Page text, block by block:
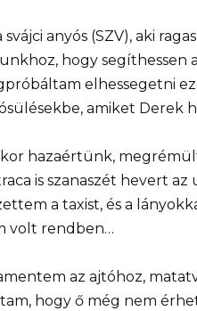
svájci anyós (SZV), aki
hogy
elhessegetni
amiket Derek
hazaértünk,
is szanaszét hevert
a taxist, és a
volt rendben…
az ajtóhoz,
hogy ő még nem